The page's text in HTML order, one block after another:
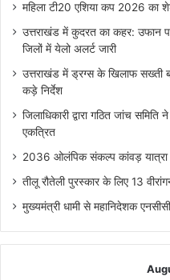
महिला टी20 एशिया कप 2026 का
उत्तराखंड में कुदरत का कहर:
जिलों में येलो अलर्ट जारी
उत्तराखंड में ड्रग्स के खिलाफ सख्ती
कड़े निर्देश
जिलाधिकारी द्वारा गठित जांच
एकत्रित
2036 ओलंपिक संकल्प कांवड़ यात्रा
तीलू रौतेली पुरस्कार के लिए 13
मुख्यमंत्री धामी से महानिदेशक